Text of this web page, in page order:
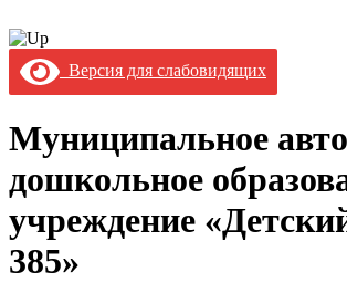
Версия для слабовидящих
Муниципальное
дошкольное
учреждение
385»